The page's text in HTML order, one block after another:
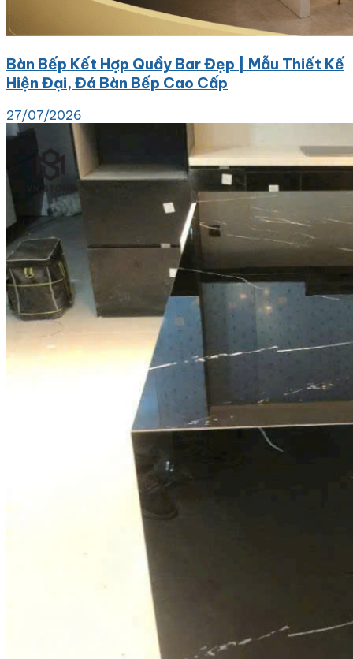
Bàn Bếp Kết Hợp Quầy Bar Đẹp | Mẫu Thiết Kế
Hiện Đại, Đá Bàn Bếp Cao Cấp
27/07/2026